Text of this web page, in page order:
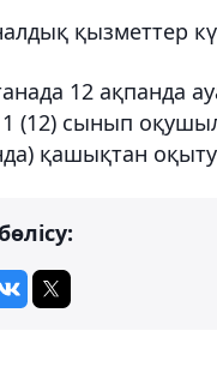
қызметтер
12 ақпанда
(12) сынып
қашықтан